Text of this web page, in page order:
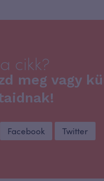
cikk?
meg vagy
Facebook
Twitter